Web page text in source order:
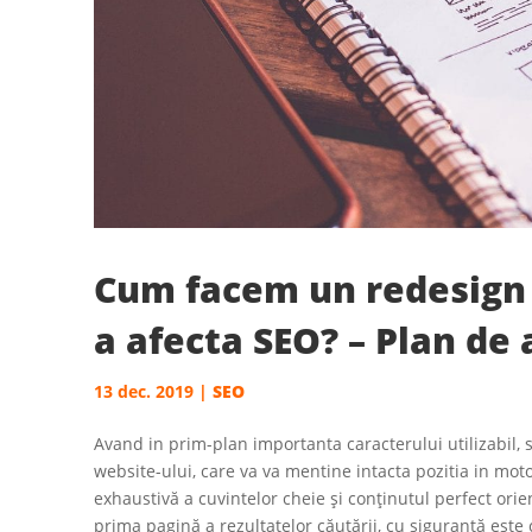
Cum facem un
a afecta SEO? – Plan
13 dec. 2019| SEO
Avand in prim-plan importanta caracterului utilizabil,
website-ului, care va va mentine intacta pozitia in
exhaustivă a cuvintelor cheie și conținutul perfect
prima pagină a rezultatelor căutării, cu siguranță este